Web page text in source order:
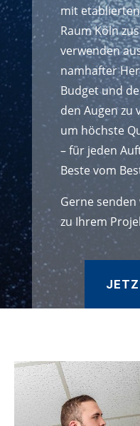
mit
Raum Köln
verwenden
namhafter
Budget und
den Augen zu
um höchste
– für jeden
Beste vom
Gerne
zu Ihrem